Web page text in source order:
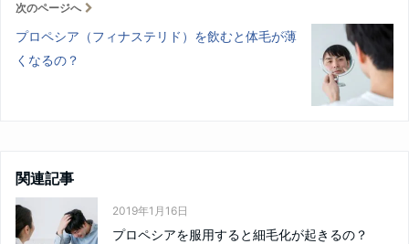
次のページへ
プロペシア（フィナステリド）を飲むと体毛が薄
くなるの？
関連記事
2019年1月16日
プロペシアを服用すると細毛化が起きるの？